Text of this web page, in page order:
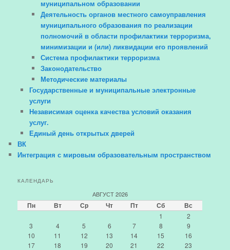
муниципальном образовании
Деятельность органов местного самоуправления
муниципального образования по реализации
полномочий в области профилактики терроризма,
минимизации и (или) ликвидации его проявлений
Система профилактики терроризма
Законодательство
Методические материалы
Государственные и муниципальные электронные
услуги
Независимая оценка качества условий оказания
услуг.
Единый день открытых дверей
ВК
Интеграция с мировым образовательным пространством
КАЛЕНДАРЬ
АВГУСТ 2026
Пн Вт Ср Чт Пт Сб Вс
1
2
3
4 5 6 7 8
9
10
11 12 13 14 15
16
17
18 19 20 21 22
23